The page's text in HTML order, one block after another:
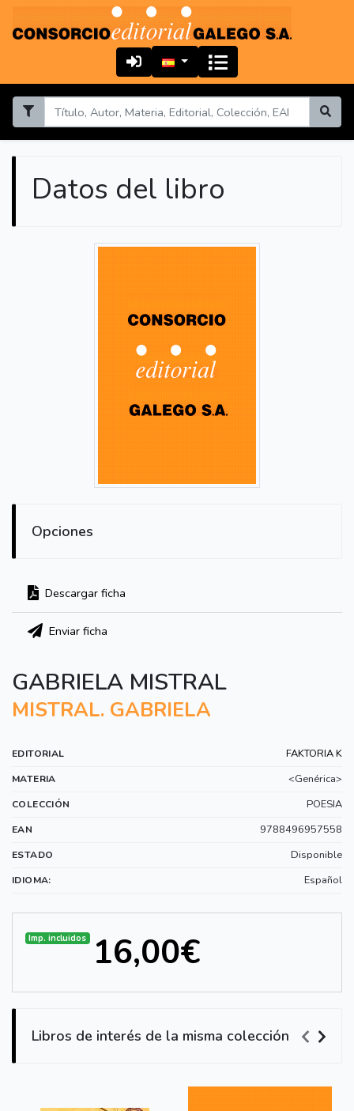
Datos del libro
Opciones
Descargar ficha
Enviar ficha
GABRIELA MISTRAL
MISTRAL. GABRIELA
EDITORIAL FAKTORIA K
MATERIA <Genérica>
COLECCIÓN POESIA
EAN 9788496957558
ESTADO Disponible
IDIOMA: Español
Imp. incluidos 16,00€
Libros de interés de la misma colección